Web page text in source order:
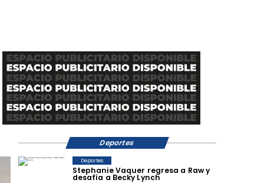
Stephanie Vaquer regresa a Raw y
desafía a Becky Lynch
Deportes
Deportes